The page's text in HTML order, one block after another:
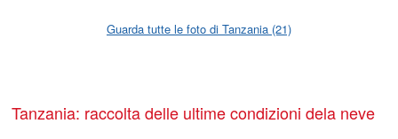
Guarda tutte le foto di Tanzania (21)
Tanzania: raccolta delle ultime condizioni dela neve